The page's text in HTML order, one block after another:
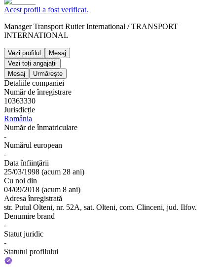
Acest profil a fost verificat.
Manager Transport Rutier International /TRANSPORT
INTERNATIONAL
Vezi profilul
Mesaj
Vezi toți angajații
Mesaj
Urmărește
Detaliile companiei
Număr de înregistrare
10363330
Jurisdicție
România
Număr de înmatriculare
-
Numărul european
-
Data înfiinţării
25/03/1998 (acum 28 ani)
Cu noi din
04/09/2018 (acum 8 ani)
Adresa înregistrată
str. Putul Olteni, nr. 52A, sat. Olteni, com. Clinceni, jud. Ilfov.
Denumire brand
-
Statut juridic
-
Statutul profilului